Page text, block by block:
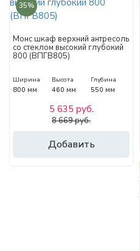
35%
Монс шкаф верхний антресоль
со стеклом высокий глубокий
800 (ВПГВ805)
Ширина
800 мм
Высота
460 мм
Глубина
550 мм
Добавить
5 635 руб.
8 669 руб.